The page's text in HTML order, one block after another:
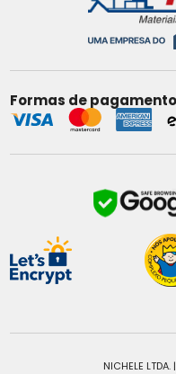
Formas de pagamento
NICHELE